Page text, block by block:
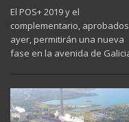
El POS+ 2019 y el
complementario, aprobados
ayer, permitirán una nueva
fase en la avenida de